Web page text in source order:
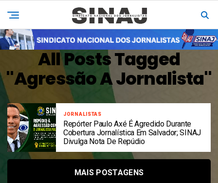
All Posts Tagged
"agressão A Jornalista"
JORNALISTAS
Repórter Paulo Axé É Agredido Durante
Cobertura Jornalística Em Salvador; SINAJ
Divulga Nota De Repúdio
MAIS POSTAGENS